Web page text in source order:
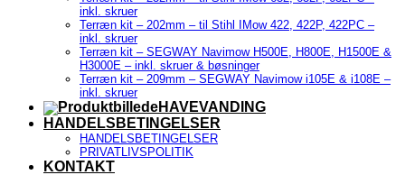
inkl. skruer
Terræn kit – 202mm – til Stihl IMow 422, 422P, 422PC –
inkl. skruer
Terræn kit – SEGWAY Navimow H500E, H800E, H1500E &
H3000E – inkl. skruer & bøsninger
Terræn kit – 209mm – SEGWAY Navimow i105E & i108E –
inkl. skruer
HAVEVANDING
HANDELSBETINGELSER
HANDELSBETINGELSER
PRIVATLIVSPOLITIK
KONTAKT